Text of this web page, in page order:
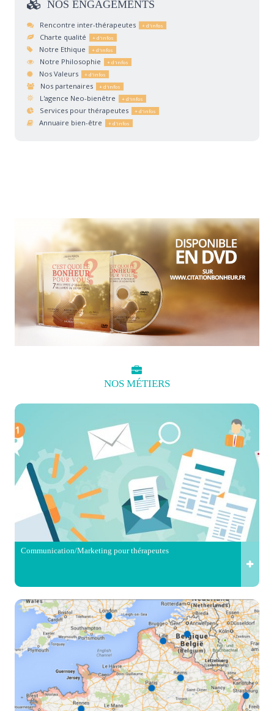
NOS ENGAGEMENTS
Rencontre inter-thérapeutes
Charte qualité
Notre Ethique
Notre Philosophie
Nos Valeurs
Nos partenaires
L'agence Neo-bienêtre
Services pour thérapeutes
Annuaire bien-être
NOS MÉTIERS
Communication/Marketing pour thérapeutes